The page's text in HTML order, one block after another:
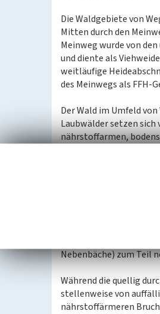
Die Waldgebiete von
Mitten durch den
Meinweg wurde von
und diente als
weitläufige
des Meinwegs als FFH-
Der Wald im Umfeld
Laubwälder setzen sich
nährstoffarmen,
in etwas lichteren
Nadelwäldern
bestehen die
Eine Besonderheit
„Helpensteiner
Dahlheim zu finden
wachsen, befinden
Nebenbäche) zum Teil
Während die quellig
stellenweise von
nährstoffärmeren